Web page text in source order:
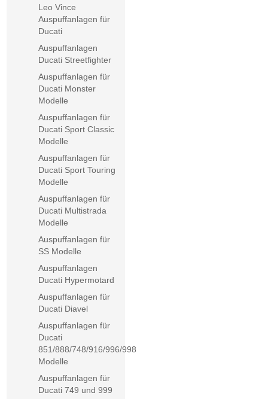
Leo Vince
Auspuffanlagen für
Ducati
Auspuffanlagen
Ducati Streetfighter
Auspuffanlagen für
Ducati Monster
Modelle
Auspuffanlagen für
Ducati Sport Classic
Modelle
Auspuffanlagen für
Ducati Sport Touring
Modelle
Auspuffanlagen für
Ducati Multistrada
Modelle
Auspuffanlagen für
SS Modelle
Auspuffanlagen
Ducati Hypermotard
Auspuffanlagen für
Ducati Diavel
Auspuffanlagen für
Ducati
851/888/748/916/996/998
Modelle
Auspuffanlagen für
Ducati 749 und 999